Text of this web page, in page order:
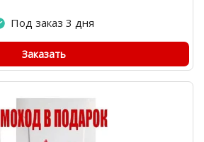
Под заказ 3 дня
Заказать